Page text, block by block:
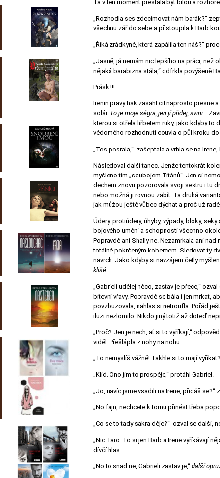
Ta v ten moment přestala být bílou a
„Rozhodla ses zdecimovat nám barák?“
všechnu zář do sebe a přistoupila k Barb
„Říká zrádkyně, která zapálila ten náš?“
„Jasně, já nemám nic lepšího na práci, než
nějaká barabizna stála,“ odfrkla povýšeně
Prásk !!!
Irenin pravý hák zasáhl cíl naprosto přesně
solár. To je moje ségra, jen jí přidej, svini…
kterou si otřela hřbetem ruky, jako kdyby to
vědomého rozhodnutí couvla o půl kroku
„Tos posrala,“ zašeptala a vrhla se na
Následoval další tanec. Jenže tentokrát
myšleno tím „soubojem Titánů“. Jen si
dechem znovu pozorovala svoji sestru i tu
nebo možná ji rovnou zabít. Ta druhá
jak můžou ještě vůbec dýchat a proč už
Údery, protiúdery, úhyby, výpady, bloky,
bojového umění a schopnosti všechno
Popravdě ani Shally ne. Nezamrkala ani
totálně pokrčeným kobercem. Sledovat ty
navrch. Jako kdyby si navzájem četly
klišé…
„Gabrieli udělej něco, zastav je přece,“
bitevní vřavy. Popravdě se bála i jen mrkat,
povzbuzovala, nahlas si netroufla. Pořád
iluzi nezlomilo. Nikdo jiný totiž až doteď
„Proč? Jen je nech, ať si to vyříkají,“
viděl. Přešlápla z nohy na nohu.
„To nemyslíš vážně! Takhle si to mají
„Klid. Ono jim to prospěje,“ protáhl Gabriel.
„Jo, navíc jsme vsadili na Irene, přidáš se?“
„No fajn, nechcete k tomu přinést třeba
„Co se to tady sakra děje?“ ozval se další,
„Nic Taro. To si jen Barb a Irene vyříkávají
dívčí hlas.
„No to snad ne, Gabrieli zastav je,“ další